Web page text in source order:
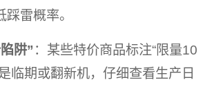
雷概率。
阱” ：某些特价商品标注“限量10
临期或翻新机，仔细查看生产日